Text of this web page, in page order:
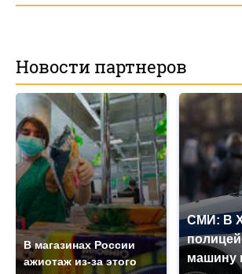
Новости партнеров
В магазинах России
ажиотаж из-за этого
СМИ: В
машину